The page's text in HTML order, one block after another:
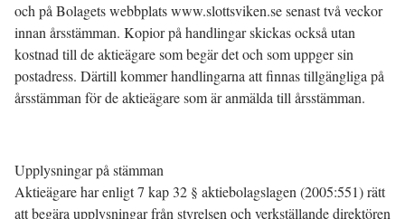
och på Bolagets webbplats www.slottsviken.se senast två veckor
innan årsstämman. Kopior på handlingar skickas också utan
kostnad till de aktieägare som begär det och som uppger sin
postadress. Därtill kommer handlingarna att finnas tillgängliga på
årsstämman för de aktieägare som är anmälda till årsstämman.
Upplysningar på stämman
Aktieägare har enligt 7 kap 32 § aktiebolagslagen (2005:551) rätt
att begära upplysningar från styrelsen och verkställande direktören